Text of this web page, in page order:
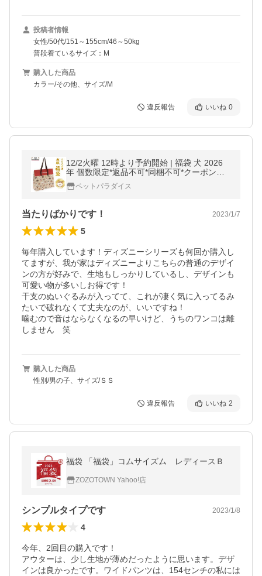
投稿者情報
女性/50代/151～155cm/46～50kg
普段着ているサイズ：M
購入した商品
カラー/その他、サイズ/M
違反報告 いいね 0
12/2火曜 12時より予約開始 | 福袋 犬 2026
年 個数限定*返品不可*同梱不可*クーポン利
用不可 | ペットパラダイス 愛犬 福袋(犬服４
枚と干支おもちゃ1個）
ペットパラダイス
当たりばかりです！ 2023/1/7
5
毎年購入しています！ディズニーシリーズも何回か購入し
てますが、我が家はディズニーよりこちらの普通のデザイ
ンの方が好みで、生地もしっかりしているし、デザインも
可愛い物が多いしお得です！
干支のぬいぐるみが入ってて、これが凄く気に入ってるみ
たいで破れなくて丈夫なのが、いいですね！
噛むので音はならなくなるの早いけど、うちのワンコは離
しません　笑
購入した商品
性別/男の子、サイズ/ＳＳ
違反報告 いいね 2
福袋 「福袋」コムサイズム レディースＢ
ZOZOTOWN Yahoo!店
シンプルタイプです 2023/1/8
4
今年、2回目の購入です！
アウターは、少し生地が薄めだったように思います。デザ
インは良かったです。ワイドパンツは、154センチの私には